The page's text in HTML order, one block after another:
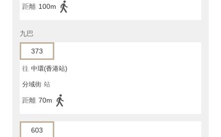
距離 100m
九巴
373
往 中環(香港站)
分域街 站
距離 70m
603